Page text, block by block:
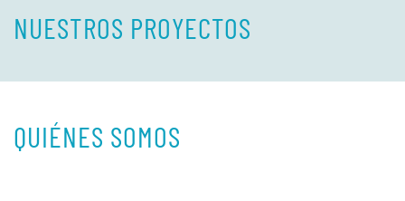
NUESTROS PROYECTOS
QUIÉNES SOMOS